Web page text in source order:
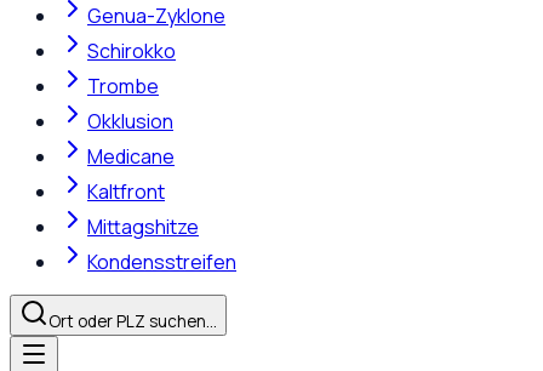
Genua-Zyklone
Schirokko
Trombe
Okklusion
Medicane
Kaltfront
Mittagshitze
Kondensstreifen
Ort oder PLZ suchen…